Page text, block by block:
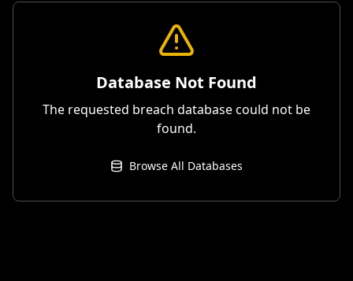
Database Not Found
The requested breach database could not be
found.
Browse All Databases